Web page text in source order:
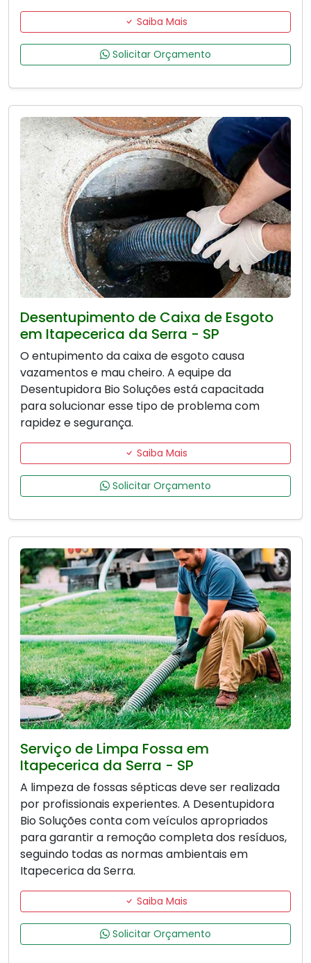
Saiba Mais
Solicitar Orçamento
Desentupimento de Caixa de Esgoto
em Itapecerica da Serra - SP
O entupimento da caixa de esgoto causa
vazamentos e mau cheiro. A equipe da
Desentupidora Bio Soluções está capacitada
para solucionar esse tipo de problema com
rapidez e segurança.
Saiba Mais
Solicitar Orçamento
Serviço de Limpa Fossa em
Itapecerica da Serra - SP
A limpeza de fossas sépticas deve ser realizada
por profissionais experientes. A Desentupidora
Bio Soluções conta com veículos apropriados
para garantir a remoção completa dos resíduos,
seguindo todas as normas ambientais em
Itapecerica da Serra.
Saiba Mais
Solicitar Orçamento